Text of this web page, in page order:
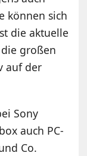
können sich
die aktuelle
großen
auf der
Sony
auch PC-
Co.